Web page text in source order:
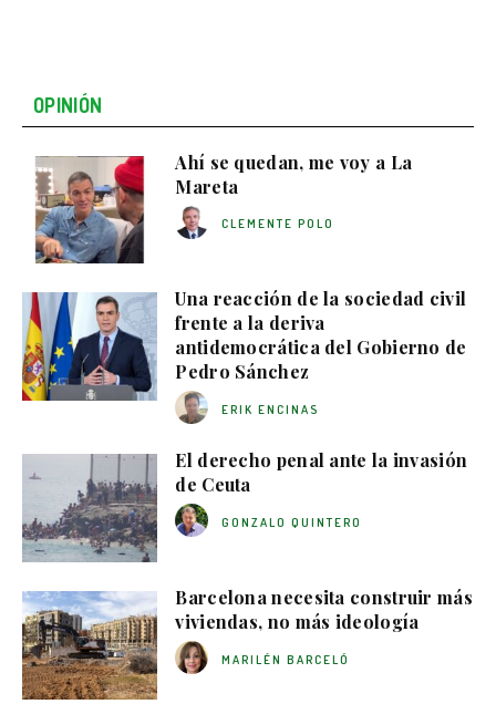
OPINIÓN
Ahí se quedan, me voy a La
Mareta
CLEMENTE POLO
Una reacción de la sociedad civil
frente a la deriva
antidemocrática del Gobierno de
Pedro Sánchez
ERIK ENCINAS
El derecho penal ante la invasión
de Ceuta
GONZALO QUINTERO
Barcelona necesita construir más
viviendas, no más ideología
MARILÉN BARCELÓ